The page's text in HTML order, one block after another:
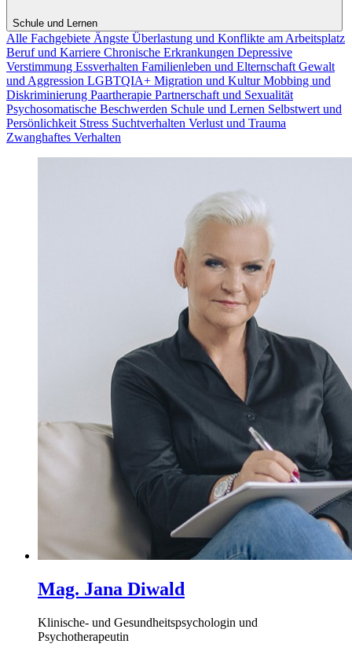
Schule und Lernen
Alle Fachgebiete Ängste Überlastung und Konflikte am Arbeitsplatz
Beruf und Karriere Chronische Erkrankungen Depressive
Verstimmung Essverhalten Familienleben und Elternschaft Gewalt
und Aggression LGBTQIA+ Migration und KulturMobbing und
Diskriminierung Paartherapie Partnerschaft und Sexualität
Psychosomatische Beschwerden Schule und Lernen Selbstwert und
Persönlichkeit Stress Suchtverhalten Verlust und Trauma
Zwanghaftes Verhalten
Mag. Jana Diwald
Klinische- und Gesundheitspsychologin und
Psychotherapeutin